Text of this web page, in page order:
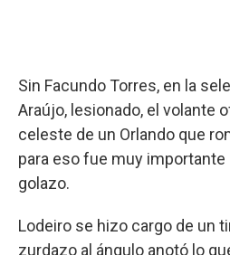
Sin Facundo Torres, en la
Araújo, lesionado, el volante
celeste de un Orlando que
para eso fue muy
golazo.
Lodeiro se hizo cargo de un
zurdazo al ángulo anotó lo